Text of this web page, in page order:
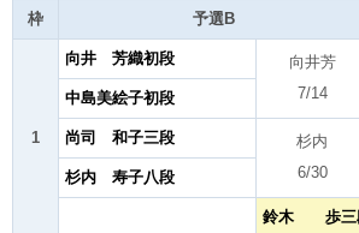
枠 予選B
1
向井 芳織初段
向井芳
7/14
中島美絵子初段
尚司 和子三段
杉内
6/30
杉内 寿子八段
鈴木 歩三